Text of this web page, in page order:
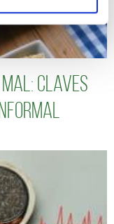
mal: claves